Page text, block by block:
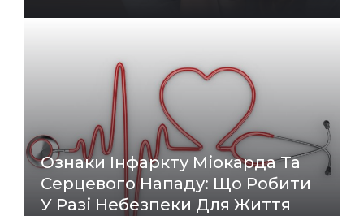
Ознаки Інфаркту Міокарда Та
Серцевого Нападу: Що Робити
У Разі Небезпеки Для Життя